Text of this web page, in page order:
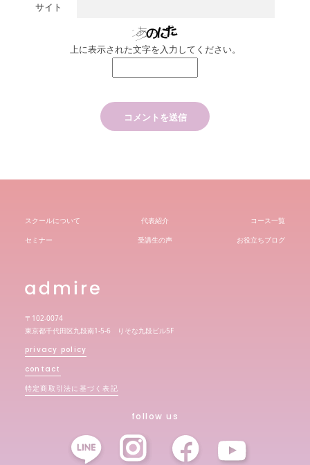
サイト
上に表示された文字を入力してください。
スクールについて 代表紹介
コース一覧
セミナー
受講生の声 お役立ちブログ
〒102-0074
東京都千代田区九段南1-5-6 りそな九段ビル5F
privacy policy
contact
特定商取引法に基づく表記
follow us